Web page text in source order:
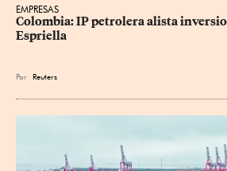
EMPRESAS
Colombia: IP petrolera alista
Espriella
Por Reuters